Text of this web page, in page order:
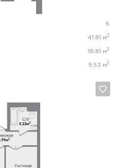
6
41.81 м 2
18.81 м 2
9.53 м 2